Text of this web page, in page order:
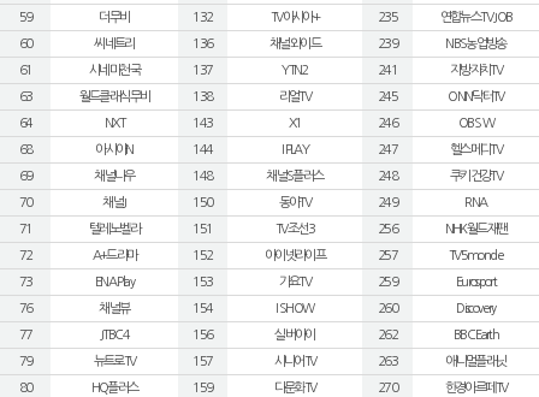
59
더무비
60
씨네트리
61
시네마천국
63
월드클래식무비
64
NXT
68
아시아N
69
채널나우
70
채널J
71
텔레노벨라
72
A+드라마
73
ENA Play
76
채널뷰
77
JTBC4
79
뉴트로TV
80
HQ플러스
132
TV아시아+
136
채널와이드
137
YTN2
138
리얼TV
143
X1
144
I PLAY
148
채널S플러스
150
동아TV
151
TV조선3
152
아이넷라이프
153
가요TV
154
I SHOW
156
실버아이
157
시니어TV
159
다문화TV
235
연합뉴스TV JOB
239
NBS농업방송
241
지방자치TV
245
ONN닥터TV
246
OBS W
247
헬스메디TV
248
쿠키건강TV
249
RNA
256
NHK월드재팬
257
TV5monde
259
Eurosport
260
Discovery
262
BBC Earth
263
애니멀플래닛
270
한경아르떼TV